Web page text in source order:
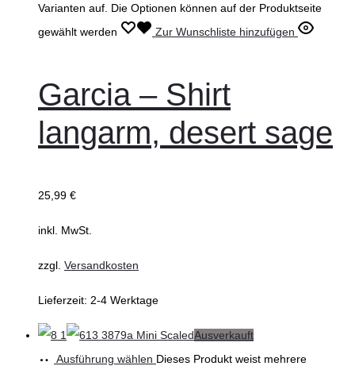
Varianten auf. Die Optionen können auf der Produktseite
gewählt werden
Zur Wunschliste hinzufügen
Garcia – Shirt
langarm, desert sage
25,99 €
inkl. MwSt.
zzgl. Versandkosten
Lieferzeit: 2-4 Werktage
Ausverkauft
Ausführung wählen Dieses Produkt weist mehrere